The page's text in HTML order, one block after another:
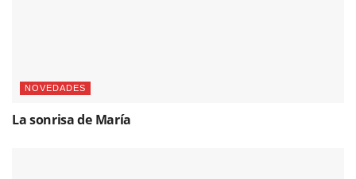
NOVEDADES
La sonrisa de María